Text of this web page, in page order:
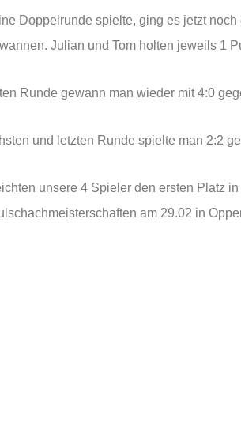
Doppelrunde spielte, ging es jetzt
Julian und Tom holten jeweils 1
Runde gewann man wieder mit 4:0
und letzten Runde spielte man 2:2
unsere 4 Spieler den ersten Platz
am 29.02 in